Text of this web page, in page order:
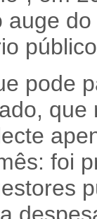
auge
pode
foi